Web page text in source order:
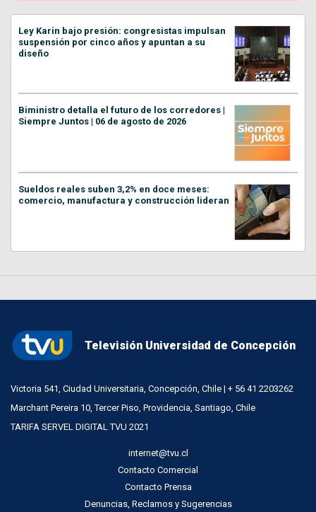
Ley Karin bajo presión: congresistas impulsan
suspensión por cinco años y apuntan a su
diseño
Biministro detalla el futuro de los corredores |
Siempre Juntos | 06 de agosto de 2026
Sueldos reales suben 3,2% en doce meses:
comercio, manufactura y construcción lideran
Televisión Universidad de Concepción
Victoria 541, Ciudad Universitaria, Concepción, Chile | + 56 41 2203262
Marchant Pereira 10, Tercer Piso, Providencia, Santiago, Chile
TARIFA SERVEL DIGITAL TVU 2021
internet@tvu.cl
Contacto Comercial
Contacto Prensa
Denuncias, Reclamos y Sugerencias